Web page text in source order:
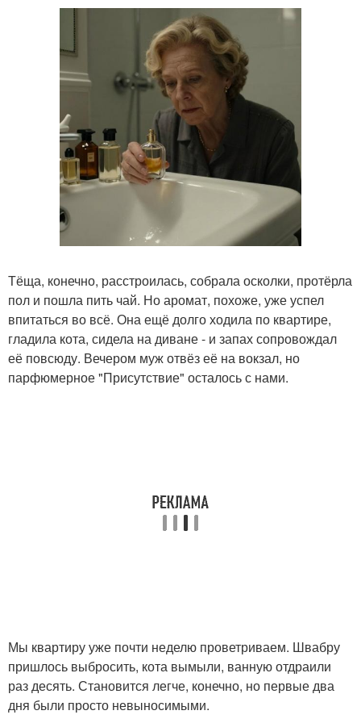
Тёща, конечно, расстроилась, собрала осколки, протёрла
пол и пошла пить чай. Но аромат, похоже, уже успел
впитаться во всё. Она ещё долго ходила по квартире,
гладила кота, сидела на диване - и запах сопровождал
её повсюду. Вечером муж отвёз её на вокзал, но
парфюмерное "Присутствие" осталось с нами.
Мы квартиру уже почти неделю проветриваем. Швабру
пришлось выбросить, кота вымыли, ванную отдраили
раз десять. Становится легче, конечно, но первые два
дня были просто невыносимыми.